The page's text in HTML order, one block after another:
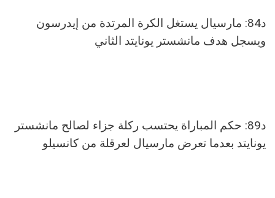
د84: مارسيال يستغل الكرة المرتدة من إيدرسون
ويسجل هدف مانشستر يونايتد الثاني
د89: حكم المباراة يحتسب ركلة جزاء لصالح مانشستر
يونايتد بعدما تعرض مارسيال لعرقلة من كانسيلو